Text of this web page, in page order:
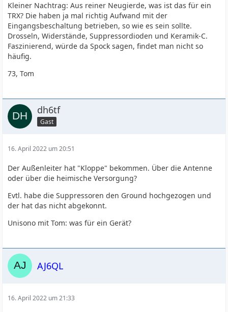
Kleiner Nachtrag: Aus reiner Neugierde, was ist das für ein
TRX? Die haben ja mal richtig Aufwand mit der
Eingangsbeschaltung betrieben, so wie es sein sollte.
Drosseln, Widerstände, Suppressordioden und Keramik-C.
Faszinierend, würde da Spock sagen, findet man nicht so
häufig.
73, Tom
dh6tf
Gast
16. April 2022 um 20:51
Der Außenleiter hat "Kloppe" bekommen. Über die Antenne
oder über die heimische Versorgung?
Evtl. habe die Suppressoren den Ground hochgezogen und
der hat das nicht abgekonnt.
Unisono mit Tom: was für ein Gerät?
AJ6QL
16. April 2022 um 21:33